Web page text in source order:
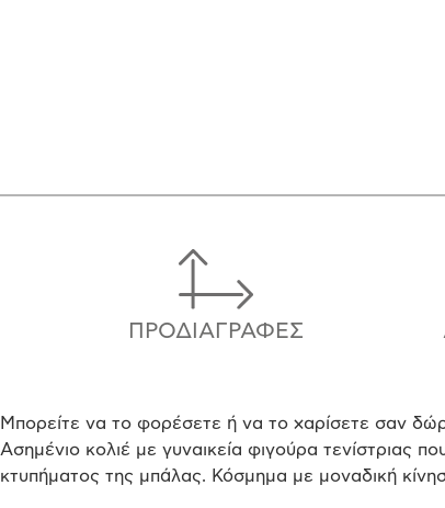
ΠΡΟΔΙΑΓΡΑΦΈΣ
Μπορείτε να το φορέσετε ή να το χαρίσετε σαν
Ασημένιο κολιέ με γυναικεία φιγούρα τενίστριας
κτυπήματος της μπάλας. Κόσμημα με μοναδική